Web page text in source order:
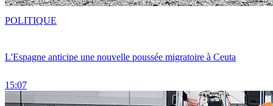
L'Espagne anticipe une nouvelle poussée migratoire à Ceuta
15:07
POLITIQUE